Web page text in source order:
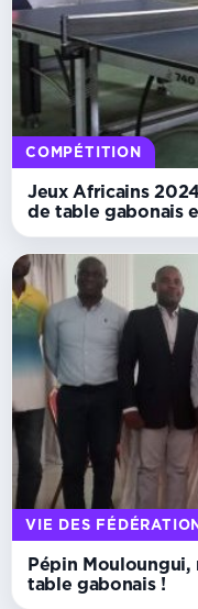
COMPÉTITION
Jeux Africains
de table gabonais
VIE DES
Pépin
table gabonais !